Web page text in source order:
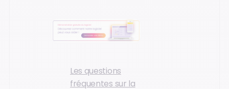
Les questions
fréquentes sur la